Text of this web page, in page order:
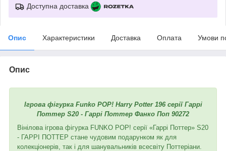
Доступна доставка
Опис Характеристики Доставка Оплата Умови
Опис
Ігрова фігурка Funko POP! Harry Potter 196 серії Гаррі
Поттер S20 - Гаррі Поттер Фанко Поп 90272
Вінілова ігрова фігурка FUNKO POP! серії «Гаррі Поттер» S20
- ГАРРІ ПОТТЕР стане чудовим подарунком як для
колекціонерів, так і для шанувальників всесвіту Поттеріани.